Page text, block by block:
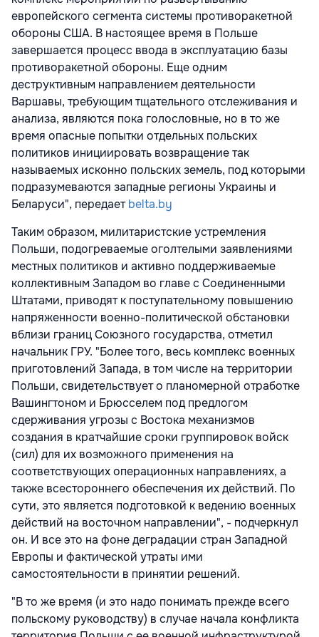
европейского сегмента системы противоракетной
обороны США. В настоящее время в Польше
завершается процесс ввода в эксплуатацию базы
противоракетной обороны. Еще одним
деструктивным направлением деятельности
Варшавы, требующим тщательного отслеживания и
анализа, являются пока голословные, но в то же
время опасные попытки отдельных польских
политиков инициировать возвращение так
называемых исконно польских земель, под которыми
подразумеваются западные регионы Украины и
Беларуси", передаетbelta.by
Таким образом, милитаристские устремления
Польши, подогреваемые оголтелыми заявлениями
местных политиков и активно поддерживаемые
коллективным Западом во главе с Соединенными
Штатами, приводят к поступательному повышению
напряженности военно-политической обстановки
вблизи границ Союзного государства, отметил
начальник ГРУ. "Более того, весь комплекс военных
приготовлений Запада, в том числе на территории
Польши, свидетельствует о планомерной отработке
Вашингтоном и Брюсселем под предлогом
сдерживания угрозы с Востока механизмов
создания в кратчайшие сроки группировок войск
(сил) для их возможного применения на
соответствующих операционных направлениях, а
также всестороннего обеспечения их действий. По
сути, это является подготовкой к ведению военных
действий на восточном направлении", - подчеркнул
он. И все это на фоне деградации стран Западной
Европы и фактической утраты ими
самостоятельности в принятии решений.
"В то же время (и это надо понимать прежде всего
польскому руководству) в случае начала конфликта